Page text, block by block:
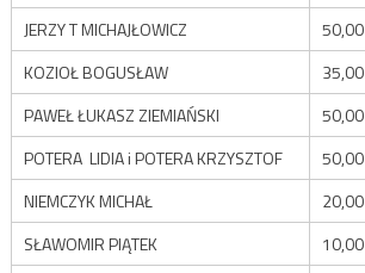
JERZY T MICHAJŁOWICZ
50,00
KOZIOŁ BOGUSŁAW
35,00
PAWEŁ ŁUKASZ ZIEMIAŃSKI
50,00
POTERA LIDIA i POTERA KRZYSZTOF
50,00
NIEMCZYK MICHAŁ
20,00
SŁAWOMIR PIĄTEK
10,00